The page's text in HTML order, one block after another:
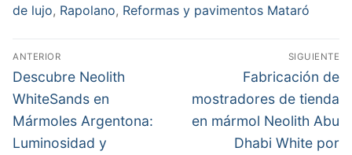
Article
Rapolano
–
Pavimentos
de lujo, Rapolano, Reformas y pavimentos Mataró
Navegación
de
entradas
ANTERIOR
Entrada
anterior:
Descubre Neolith
WhiteSands en
Mármoles Argentona:
Luminosidad y
SIGUIENTE
Entrada
siguiente:
Fabricación de
mostradores de tienda
en mármol Neolith Abu
Dhabi White por